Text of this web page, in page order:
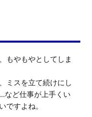
もやもやとしてしま
ミスを立て続けにし
など仕事が上手くい
ですよね。